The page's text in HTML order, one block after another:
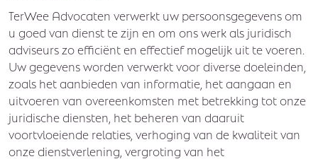
TerWee Advocaten verwerkt uw persoonsgegevens om
u goed van dienst te zijn en om ons werk als juridisch
adviseurs zo efficiënt en effectief mogelijk uit te voeren.
Uw gegevens worden verwerkt voor diverse doeleinden,
zoals het aanbieden van informatie, het aangaan en
uitvoeren van overeenkomsten met betrekking tot onze
juridische diensten, het beheren van daaruit
voortvloeiende relaties, verhoging van de kwaliteit van
onze dienstverlening, vergroting van het